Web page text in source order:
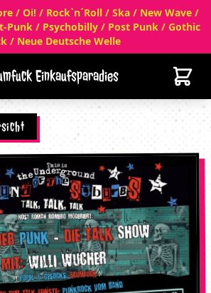
/ Oi! / Rock`n´Roll / Ska / New Wave /
Punk / Psychobilly / Post Punk / Gothic
/ Neue Deutsche Welle
Einkaufsparadies